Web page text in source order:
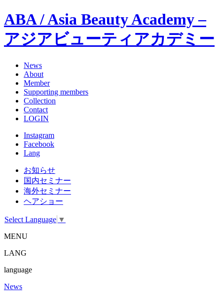
ABA / Asia Beauty Academy –
アジアビューティアカデミー
News
About
Member
Supporting members
Collection
Contact
LOGIN
Instagram
Facebook
Lang
お知らせ
国内セミナー
海外セミナー
ヘアショー
Select Language ▼
MENU
LANG
language
News